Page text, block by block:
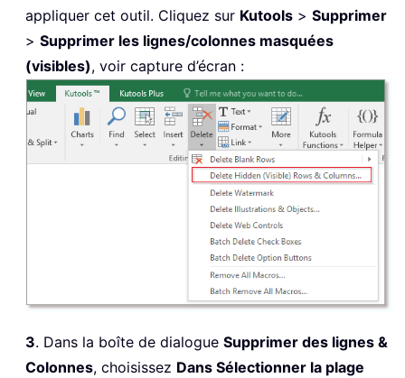
appliquer cet outil. Cliquez sur Kutools > Supprimer
> Supprimer les lignes/colonnes masquées
(visibles), voir capture d’écran :
3. Dans la boîte de dialogue Supprimer des lignes &
Colonnes, choisissez Dans Sélectionner la plage